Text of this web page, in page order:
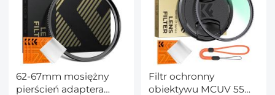
62-67mm mosiężny
pierścień adaptera
Filtr ochronny
obiektywu MCUV 55